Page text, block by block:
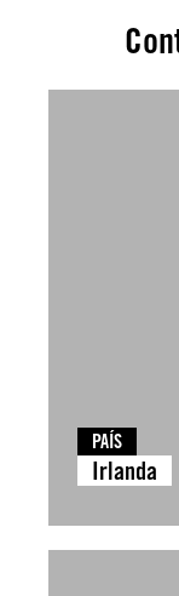
PAÍS
Irlanda